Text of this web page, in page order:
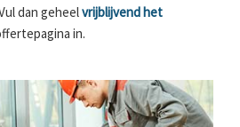
dan geheelvrijblijvend het
in.